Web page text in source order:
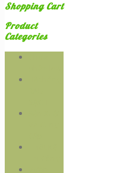
Shopping Cart
Product
Categories